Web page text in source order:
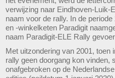
verwijzing naar Eindhoven-Luik-
naam voor de rally. In de
en -winkelketen Paradigit
naam Paradigit-ELE Rally
Met uitzondering van 2001,
rally geen doorgang kon vinden,
onafgebroken op de